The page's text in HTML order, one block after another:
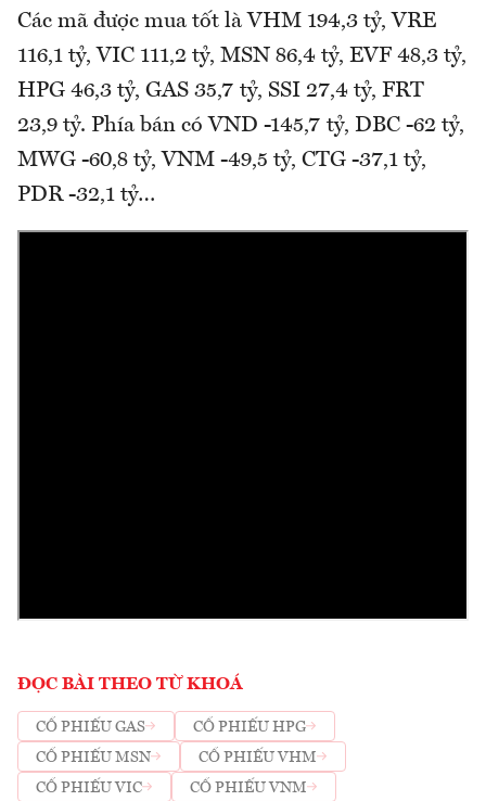
Các mã được mua tốt là VHM 194,3 tỷ, VRE
116,1 tỷ, VIC 111,2 tỷ, MSN 86,4 tỷ, EVF 48,3 tỷ,
HPG 46,3 tỷ, GAS 35,7 tỷ, SSI 27,4 tỷ, FRT
23,9 tỷ. Phía bán có VND -145,7 tỷ, DBC -62 tỷ,
MWG -60,8 tỷ, VNM -49,5 tỷ, CTG -37,1 tỷ,
PDR -32,1 tỷ…
ĐỌC BÀI THEO TỪ KHOÁ
CỔ PHIẾU GAS
CỔ PHIẾU HPG
CỔ PHIẾU MSN
CỔ PHIẾU VHM
CỔ PHIẾU VIC
CỔ PHIẾU VNM